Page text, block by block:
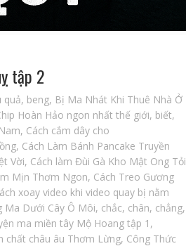
tập 2
quả, beng, Bị Ma Nhát Khi Thuê Nhà Ở
Hoàn Hảo ngon nhất thế giới, biết,
, Cách cắm dây cho
, Cách Làm Bánh Pancake Truyền
Vời, Cách làm Đùi Gà Kho Mật Ong Tỏi
Mịn Thơm Ngon, Cách Treo Gương
xoay video khi video quay bị nằm
Ma Dưới Cây Ô Môi, chắc, chân, chẳng,
ma miền tây Mộ Hoang tập 1 ,
chất châu âu Thơm Lừng, Công Thức